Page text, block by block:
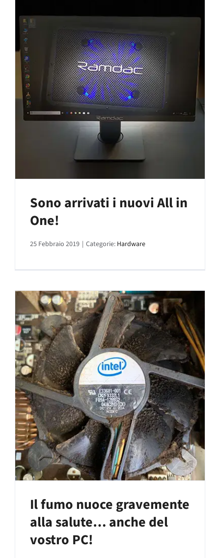
Sono arrivati i nuovi All in
One!
25 Febbraio 2019 | Categorie: Hardware
Il fumo nuoce gravemente
alla salute… anche del
vostro PC!